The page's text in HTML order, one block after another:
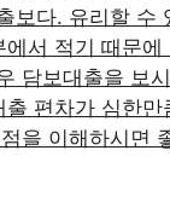
보다. 유리할 수
서 적기 때문에
담보대출을 보
편차가 심한만
을 이해하시면